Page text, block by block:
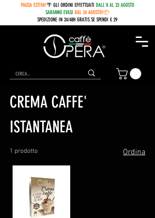
PAUSA ESTIVA!🌴 GLI ORDINI EFFETTUATI DALL'8 AL 23 AGOSTO
SARANNO EVASI DAL 24 AGOSTO!📦
SPEDIZIONE IN 24/48H GRATIS SE SPENDI € 29
Home CREMA CAFFE' ISTANTANEA
CREMA CAFFE'
ISTANTANEA
1 prodotto Ordina